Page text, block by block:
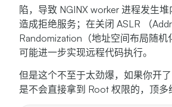
陷，导致 NGINX worker 进程发生堆
造成拒绝服务；在关闭 ASLR （
Randomization（地址空间布局随机
可能进一步实现远程代码执行。
但是这个不至于太劲爆，如果你开
是不会直接拿到 Root 权限的，顶多